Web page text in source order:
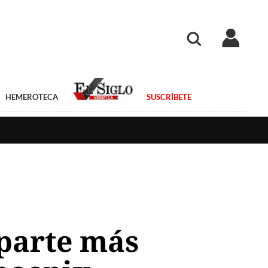
HEMEROTECA SUSCRÍBETE
más